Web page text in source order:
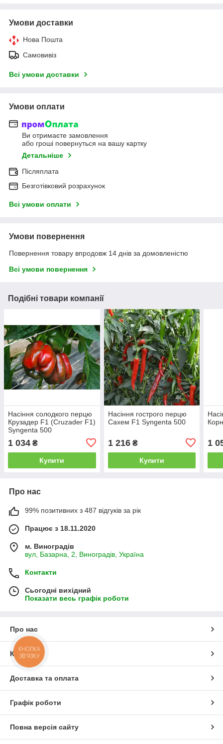
Умови доставки
Нова Пошта
Самовивіз
Всі умови доставки
Умови оплати
Ви отримаєте замовлення
або гроші повернуться на вашу картку
Детальніше
Післяплата
Безготівковий розрахунок
Всі умови оплати
Умови повернення
Повернення товару впродовж 14 днів за домовленістю
Всі умови повернення
Подібні товари компанії
Насіння солодкого перцю
Крузадер F1 (Cruzader F1)
Syngenta 500
1 034 ₴
Купити
Насіння гострого перцю
Сахем F1 Syngenta 500
1 216₴
Купити
1
Про нас
99% позитивних з 487 відгуків за рік
Працює з 18.11.2020
м. Виноградів
вул, Базарна, 2, Виноградів, Україна
Контакти
Сьогодні вихідний
Показати весь графік роботи
Про нас
Контакти
Доставка та оплата
Графік роботи
Повна версія сайту
КНОПКА
ЗВ'ЯЗКУ